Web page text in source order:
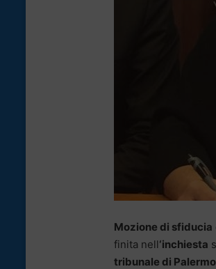
Mozione di sfiducia
finita nell‘inchiesta
tribunale di Palermo